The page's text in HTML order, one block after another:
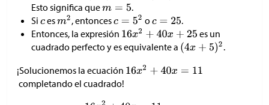
Esto significa que
.
Si es , entonces o
.
Entonces, la expresión
es un
cuadrado perfecto y es equivalente a
.
¡Solucionemos la ecuación
completando el cuadrado!